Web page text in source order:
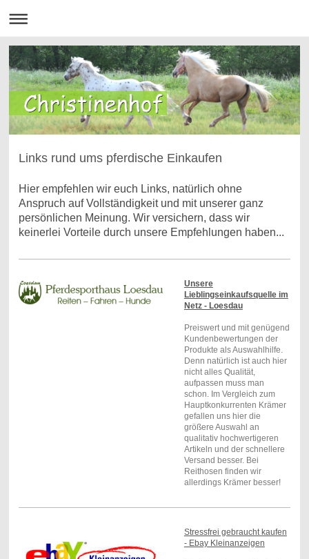
Links rund ums pferdische Einkaufen
Hier empfehlen wir euch Links, natürlich ohne
Anspruch auf Vollständigkeit und mit unserer ganz
persönlichen Meinung. Wir versichern, dass wir
keinerlei Vorteile durch unsere Empfehlungen haben...
Unsere
Lieblingseinkaufsquelle im
Netz - Loesdau
Preiswert und mit genügend
Kundenbewertungen der
Produkte als Auswahlhilfe.
Denn natürlich ist auch hier
nicht alles Qualität,
aufpassen muss man
schon. Im Vergleich zum
Hauptkonkurrenten Krämer
gefallen uns hier die
größere Auswahl an
qualitativ hochwertigeren
Artikeln und der schnellere
Versand besser. Bei
Reithosen finden wir
allerdings Krämer besser!
Stressfrei gebraucht kaufen
- Ebay Kleinanzeigen